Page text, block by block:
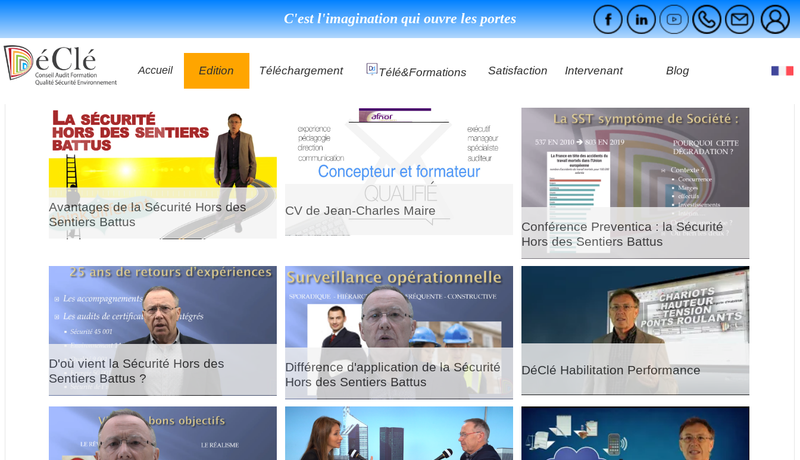
C'est l'imagination qui ouvre les portes
Accueil Edition
Les applications
DéClé Excellence Opérationnel Formation
DéClé Excellence Opérationnel Audit
Les livres
Téléchargement Télé&formations Satisfaction
Témoignages
Intervenant Blog
Avantages de la Sécurité Hors des
Sentiers Battus
CV de Jean-Charles Maire
Conférence Preventica : la Sécurité
Hors des Sentiers Battus
D'où vient la Sécurité Hors des
Sentiers Battus ?
Différence d'application de la Sécurité
Hors des Sentiers Battus
DéClé Habilitation Performance